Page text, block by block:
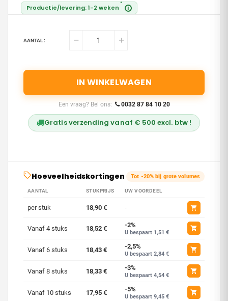
Productie/levering: 1-2 weken *
i
AANTAL :
IN WINKELWAGEN
Een vraag? Bel ons: 0032 87 84 10 20
Gratis verzending vanaf € 500 excl. btw !
Hoeveelheidskortingen Tot -20% bij grote volumes
AANTAL STUKPRIJS UW VOORDEEL
per stuk 18,90 € -
Vanaf 4 stuks 18,52 € -2%
U bespaart 1,51 €
Vanaf 6 stuks 18,43 € -2,5%
U bespaart 2,84 €
Vanaf 8 stuks 18,33 € -3%
U bespaart 4,54 €
Vanaf 10 stuks 17,95 € -5%
U bespaart 9,45 €